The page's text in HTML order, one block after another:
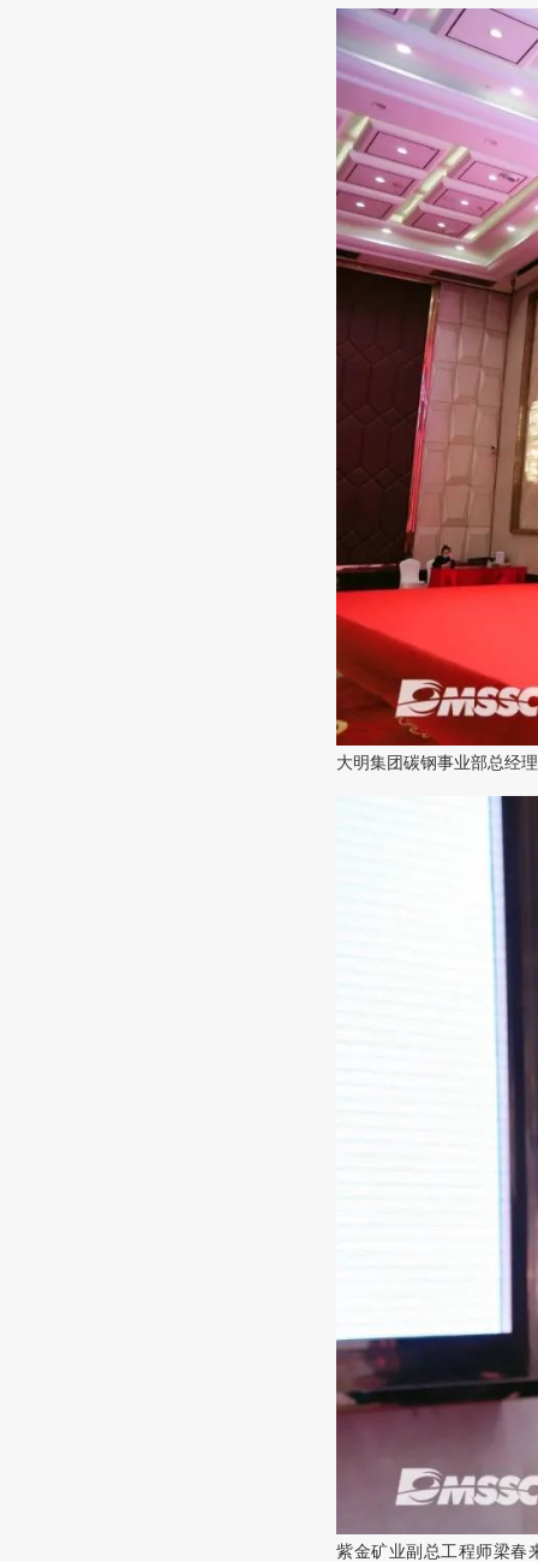
大明集团碳钢事业部总经
紫金矿业副总工程师梁春